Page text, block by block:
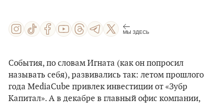
МЫ ЗДЕСЬ
События, по словам Игната (как он попросил
называть себя), развивались так: летом прошлого
года MediaCube привлек инвестиции от «Зубр
Капитал». А в декабре в главный офис компании,